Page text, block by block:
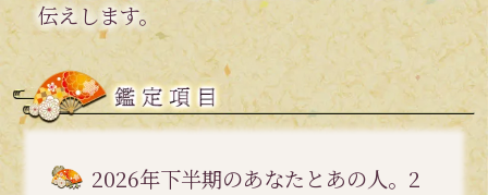
伝えします。
2026年下半期のあなたとあの人。2